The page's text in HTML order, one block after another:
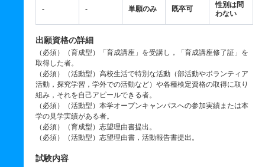
- - 単願のみ 既卒可
性別は問
わない
出願資格の詳細
（必須）（育成型）「育成講座」を受講し，「育成講座修了証」を
取得した者。
（必須）（活動型）高校生活で特別な活動（部活動やボランティア
活動，探究学習，学外での活動など）や各種検定資格の取得に取り
組み，それを自己アピールできる者。
（必須）（活動型）本学オープンキャンパスへの参加実績または本
学の見学実績がある者。
（必須）（育成型）志望理由書提出。
（必須）（活動型）志望理由書，活動報告書提出。
試験内容